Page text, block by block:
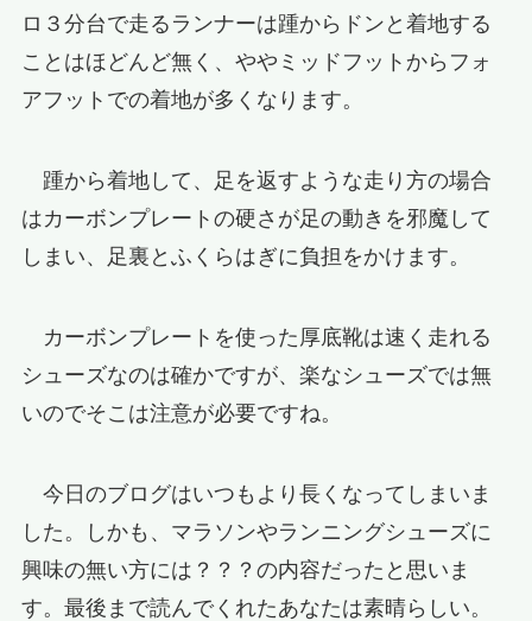
ロ３分台で走るランナーは踵からドンと着地する
ことはほどんど無く、ややミッドフットからフォ
アフットでの着地が多くなります。
踵から着地して、足を返すような走り方の場合
はカーボンプレートの硬さが足の動きを邪魔して
しまい、足裏とふくらはぎに負担をかけます。
カーボンプレートを使った厚底靴は速く走れる
シューズなのは確かですが、楽なシューズでは無
いのでそこは注意が必要ですね。
今日のブログはいつもより長くなってしまいま
した。しかも、マラソンやランニングシューズに
興味の無い方には？？？の内容だったと思いま
す。最後まで読んでくれたあなたは素晴らしい。